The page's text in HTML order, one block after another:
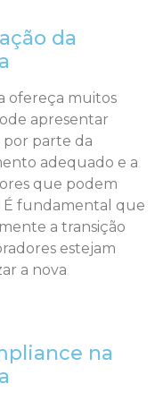
da
ofereça muitos
apresentar
por parte da
adequado e a
que podem
É fundamental que
a transição
estejam
a nova
na